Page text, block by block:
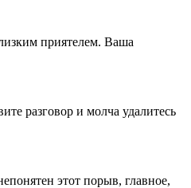
приятелем. Ваша
разговор и молча удалитесь
этот порыв, главное,